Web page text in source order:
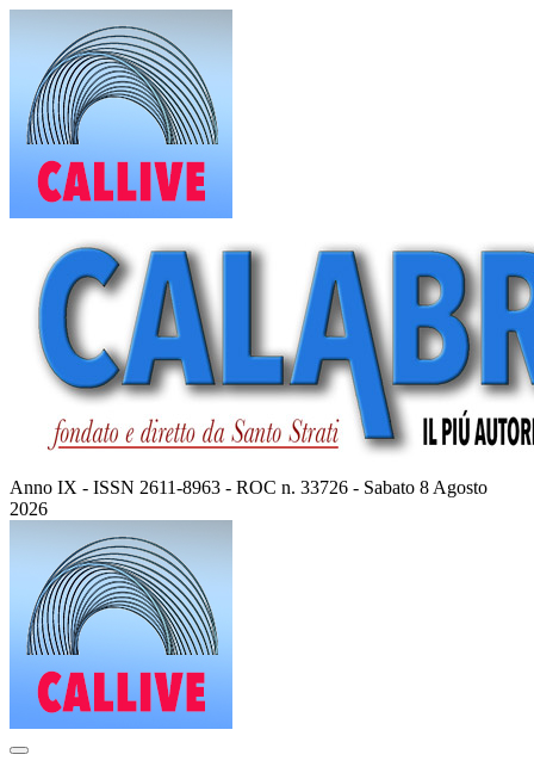
contenuto
Anno IX - ISSN 2611-8963 - ROC n. 33726 - Sabato 8 Agosto
2026